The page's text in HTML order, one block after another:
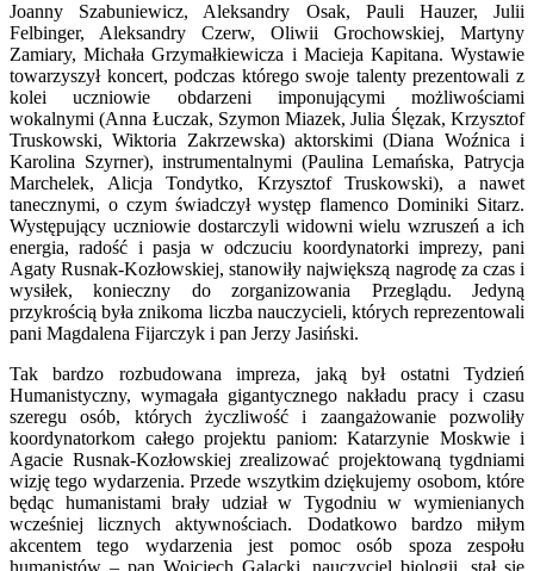
Joanny Szabuniewicz, Aleksandry Osak, Pauli Hauzer, Julii
Felbinger, Aleksandry Czerw, Oliwii Grochowskiej, Martyny
Zamiary, Michała Grzymałkiewicza i Macieja Kapitana. Wystawie
towarzyszył koncert, podczas którego swoje talenty prezentowali z
kolei uczniowie obdarzeni imponującymi możliwościami
wokalnymi (Anna Łuczak, Szymon Miazek, Julia Ślęzak, Krzysztof
Truskowski, Wiktoria Zakrzewska) aktorskimi (Diana Woźnica i
Karolina Szyrner), instrumentalnymi (Paulina Lemańska, Patrycja
Marchelek, Alicja Tondytko, Krzysztof Truskowski), a nawet
tanecznymi, o czym świadczył występ flamenco Dominiki Sitarz.
Występujący uczniowie dostarczyli widowni wielu wzruszeń a ich
energia, radość i pasja w odczuciu koordynatorki imprezy, pani
Agaty Rusnak-Kozłowskiej, stanowiły największą nagrodę za czas i
wysiłek, konieczny do zorganizowania Przeglądu. Jedyną
przykrością była znikoma liczba nauczycieli, których reprezentowali
pani Magdalena Fijarczyk i pan Jerzy Jasiński.
Tak bardzo rozbudowana impreza, jaką był ostatni Tydzień
Humanistyczny, wymagała gigantycznego nakładu pracy i czasu
szeregu osób, których życzliwość i zaangażowanie pozwoliły
koordynatorkom całego projektu paniom: Katarzynie Moskwie i
Agacie Rusnak-Kozłowskiej zrealizować projektowaną tygdniami
wizję tego wydarzenia. Przede wszytkim dziękujemy osobom, które
będąc humanistami brały udział w Tygodniu w wymienianych
wcześniej licznych aktywnościach. Dodatkowo bardzo miłym
akcentem tego wydarzenia jest pomoc osób spoza zespołu
humanistów – pan Wojciech Galacki, nauczyciel biologii, stał się